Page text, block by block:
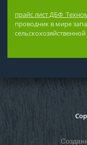
прайс лист
проводник в мире